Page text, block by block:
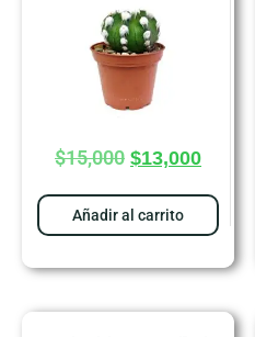
$15,000 $13,000
Añadir al carrito